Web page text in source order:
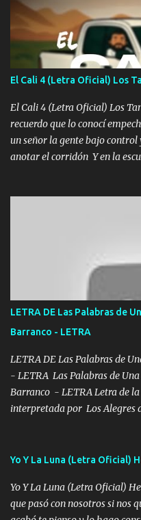
Un gallardo me prendo Para
tranquilizando Tomense un
los versos que voy cantando
se atora Pero nunca le
aunque ustedes no sepan
echarle chingazos Y seguir
El Cali 4 (Letra Oficial) Los
El Cali 4 (Letra Oficial) Los
recuerdo que lo conocí
un señor la gente bajo
anotar el corridón Y en la
verde se le extraña pa que
POR CLAVE ES EL CALI 4
tirante andamos mi carnal
se ve limpio el camino nos
misma piedra me vuelvo a
en corto me tiró a per...
LETRA DE Las Palabras de
Barranco - LETRA
LETRA DE Las Palabras de
- LETRA Las Palabras de
Barranco - LETRA Letra de
interpretada por Los Alegres
viento a su hijo y aunque
seguiré esperando hasta
tengo de mi mente no se va,
Yo Y La Luna (Letra Oficial)
Yo Y La Luna (Letra Oficial)
que pasó con nosotros si nos